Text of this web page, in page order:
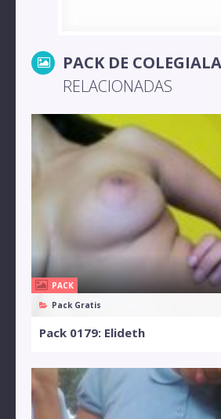
PACK DE
RELACIONADAS
PACK
Pack Gratis
Pack 0179: Elideth